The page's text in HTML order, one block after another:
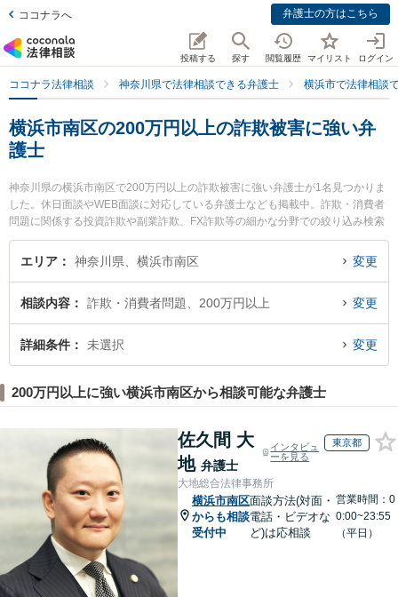
ココナラへ 弁護士の方はこちら
投稿する 探す 閲覧履歴 マイリスト ログイン
ココナラ法律相談 神奈川県で法律相談できる弁護士 横浜市で法律相談
横浜市南区の200万円以上の詐欺被害に強い弁
護士
神奈川県の横浜市南区で200万円以上の詐欺被害に強い弁護士が1名見つかりま
した。休日面談やWEB面談に対応している弁護士なども掲載中。詐欺・消費者
問題に関係する投資詐欺や副業詐欺、FX詐欺等の細かな分野での絞り込み検索
もでき便利です。特に加藤法律不動産鑑定事務所の加藤 隆弁護士のプロフィー
ル情報や弁護士費用、強みなどが注目されています。『横浜市南区で土日や夜
索したい』『初回相談無料で200万円以上の詐欺被害を法律相談できる横浜市
南区内の弁護士に相談予約したい』などでお困りの相談者さんにおすすめで
す。
エリア 神奈川県、横浜市南区 変更
相談内容 詐欺・消費者問題、200万円以上 変更
詳細条件 未選択 変更
200万円以上に強い横浜市南区から相談可能な弁護士
佐久間 大
地 弁護士
インタビュ
ーを見る
東京都
大地総合法律事務所
横浜市南区
からも相談
受付中
面談方法(対面・
電話・ビデオな
ど)は応相談
営業時間：0
0:00~23:55
（平日）